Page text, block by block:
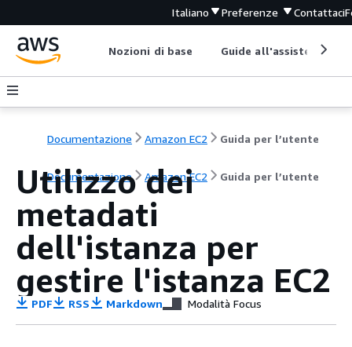
Italiano Preferenze Contattaci
Nozioni di base Guide all'assistenza
Documentazione Amazon EC2 Guida per l’utente
Documentazione Amazon EC2 Guida per l’utente
Utilizzo dei
metadati
dell'istanza per
gestire l'istanza EC2
PDF RSS Markdown Modalità Focus